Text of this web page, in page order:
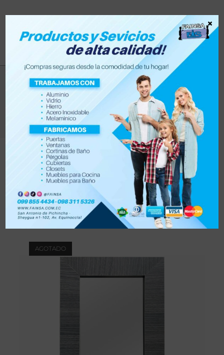
marco
Productos > marco
Filtrar
Orden por defecto
AGOTADO
×